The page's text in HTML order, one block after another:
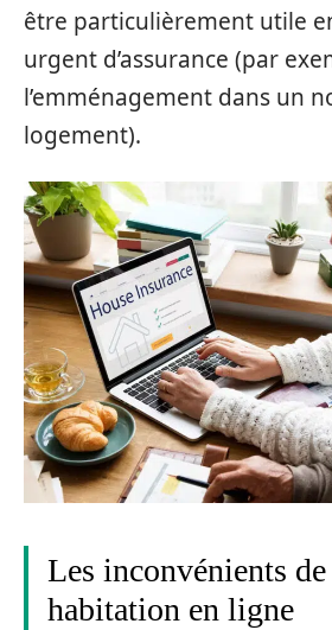
être particulièrement utile
urgent d’assurance (par
l’emménagement dans un
logement).
Les inconvénients de
habitation en ligne